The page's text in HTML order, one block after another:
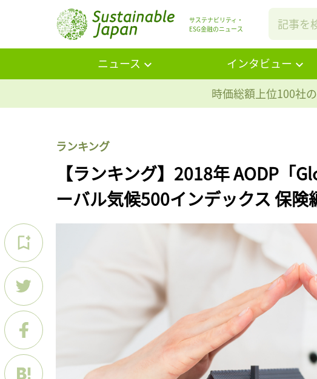
サステナビリティ・
ESG金融のニュース
ニュース インタビュー
時価総額上位100社
ランキング
【ランキング】2018年 AODP「
ーバル気候500インデックス 保険